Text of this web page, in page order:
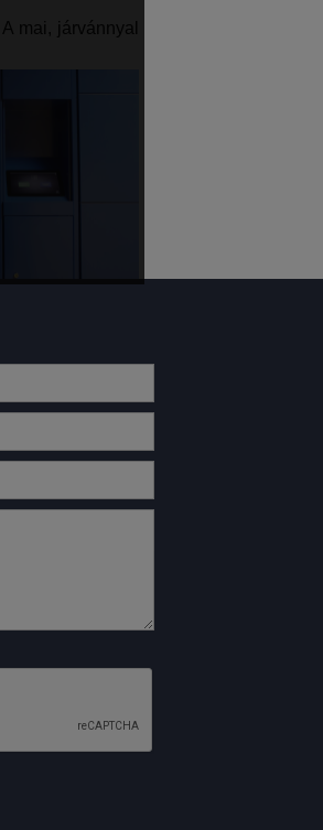
mai, járvánnyal